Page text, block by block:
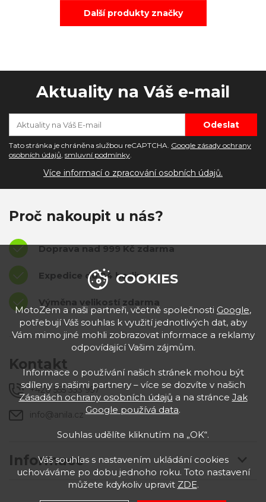
Další produkty značky
Aktuality na Váš e-mail
Tato stránka je chráněna službou reCAPTCHA. Google zásady ochrany
osobních údajů smluvní podmínky
Více informací o zpracování osobních údajů.
Proč nakoupit u nás?
Doprava nad 999 Kč zdarma
Expedice do 24 hodin
Výměna velikostí zdarma
Informace
Kontakt
+420 555 333 957
info@anila.cz
COOKIES
MotoZem a naši partneři, včetně společnosti Google,
potřebují Váš souhlas k využití jednotlivých dat, aby
Vám mimo jiné mohli zobrazovat informace a reklamy
odpovídající Vašim zájmům.
Informace o používání našich stránek mohou být
sdíleny s našimi partnery – více se dozvíte v našich
Zásadách ochrany osobních údajů a na stránce Jak
Google používá data.
Souhlas udělíte kliknutím na „OK“.
Váš souhlas s nastavením ukládání cookies
uchováváme po dobu jednoho roku. Toto nastavení
můžete kdykoliv upravit ZDE.